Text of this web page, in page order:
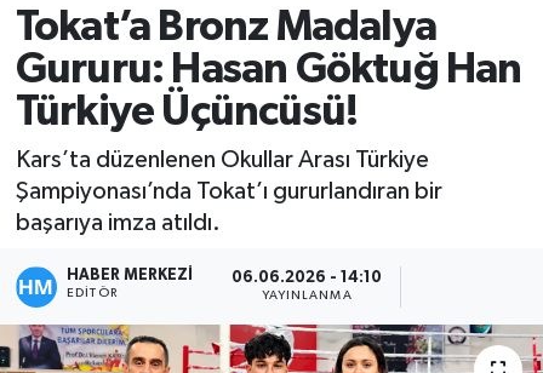
Tokat’a Bronz Madalya
Gururu: Hasan Göktuğ Han
Türkiye Üçüncüsü!
Kars’ta düzenlenen Okullar Arası Türkiye
Şampiyonası’nda Tokat’ı gururlandıran bir
başarıya imza atıldı.
HABER MERKEZİ
EDITÖR
06.06.2026 - 14:10
YAYINLANMA